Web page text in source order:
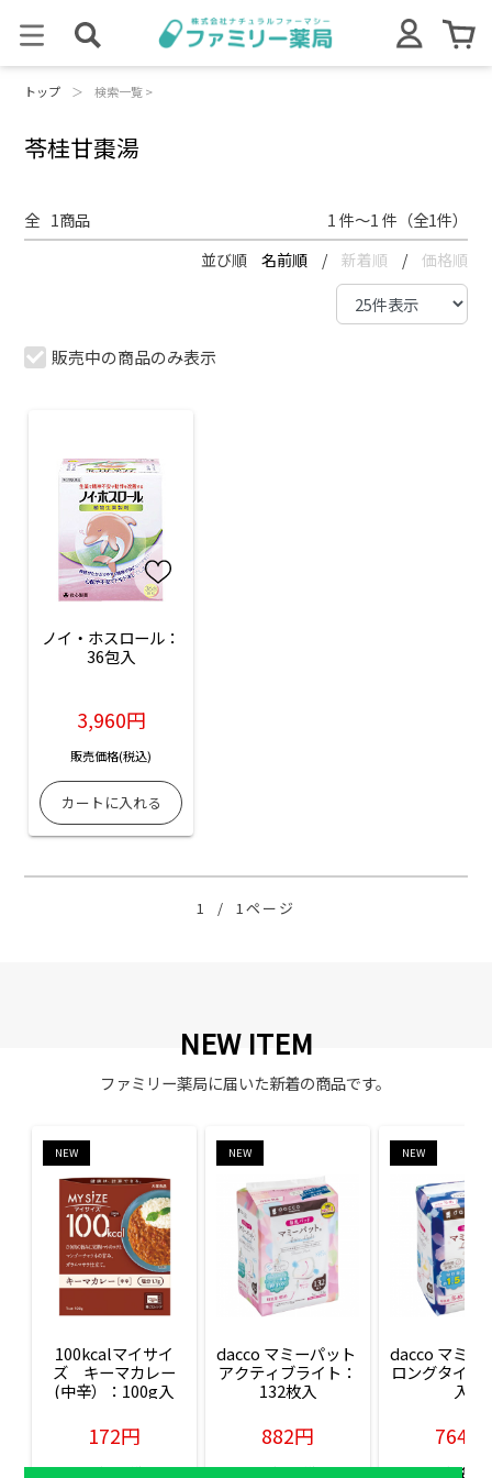
トップ ＞ 検索一覧 >
苓桂甘棗湯
全 1商品 1 件～1 件（全1件）
並び順 名前順 / 新着順 / 価格順
販売中の商品のみ表示
ノイ・ホスロール：
36包入
3,960円
販売価格(税込)
1 / 1ページ
NEW ITEM
ファミリー薬局に届いた新着の商品です。
NEW
100kcalマイサイ
ズ　キーマカレー
(中辛）：100g入
172円
販売価格(税込)
NEW
dacco マミーパット
アクティブライト：
132枚入
882円
販売価格(税込)
NEW
dacco マミー
ロングタイム
入
764円
販売価格(税